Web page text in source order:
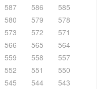
587 586
585
580 579
578
573 572
571
566 565
564
559 558
557
552 551
550
545 544
543